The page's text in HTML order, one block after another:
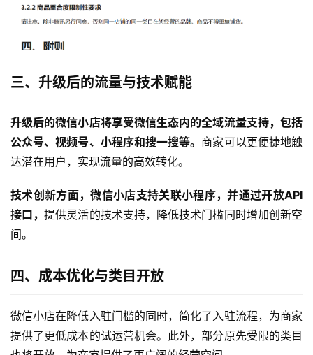
三、升级后的流量与技术赋能
升级后的微信小店将享受微信生态内的全域流量支持，包括
公众号、视频号、小程序和搜一搜等。 商家可以更便捷地触
达潜在用户，实现流量的高效转化。
技术创新方面，微信小店支持关联小程序，并通过开放API
接口，提供灵活的技术支持，降低技术门槛同时增加创新空
间。
四、成本优化与类目开放
微信小店在降低入驻门槛的同时，简化了入驻流程，为商家
提供了更低成本的试运营机会。此外，部分原先受限的类目